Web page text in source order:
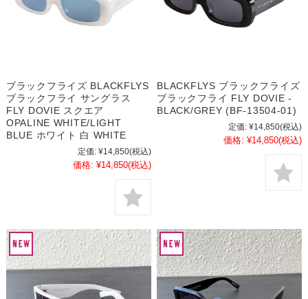
ブラックフライズ BLACKFLYS
ブラックフライ サングラス
FLY DOVIE スクエア
OPALINE WHITE/LIGHT
BLUE ホワイト 白 WHITE
定価: ¥14,850(税込)
価格: ¥14,850(税込)
BLACKFLYS ブラックフライズ
ブラックフライ FLY DOVIE -
BLACK/GREY (BF-13504-01)
定価: ¥14,850(税込)
価格: ¥14,850(税込)